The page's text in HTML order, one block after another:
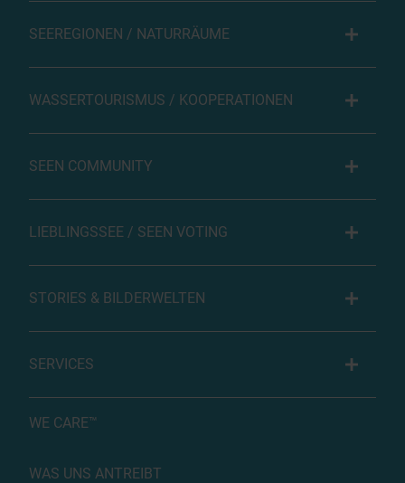
SEEREGIONEN / NATURRÄUME
WASSERTOURISMUS / KOOPERATIONEN
SEEN COMMUNITY
LIEBLINGSSEE / SEEN VOTING
STORIES & BILDERWELTEN
SERVICES
WE CARE™
WAS UNS ANTREIBT